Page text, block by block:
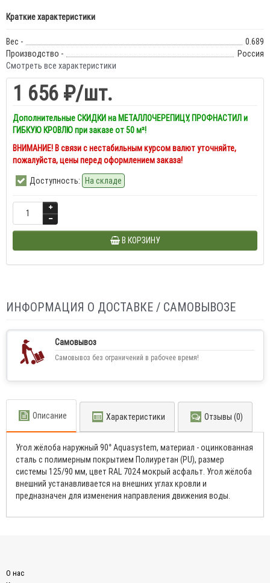
Краткие характеристики
Вес -
0.689
Производство -
Россия
Смотреть все характеристики
1 656 ₽/шт.
Дополнительные СКИДКИ на МЕТАЛЛОЧЕРЕПИЦУ, ПРОФНАСТИЛ и
ГИБКУЮ КРОВЛЮ при заказе от 50 м²!
ВНИМАНИЕ! В связи с нестабильным курсом валют уточняйте,
пожалуйста, цены перед оформлением заказа!
Доступность: На складе
В КОРЗИНУ
ИНФОРМАЦИЯ О ДОСТАВКЕ / САМОВЫВОЗЕ
Самовывоз
Самовывоз без ограничений в рабочее время!
Описание Характеристики Отзывы (0)
Угол жёлоба наружный 90° Aquasystem, материал - оцинкованная
сталь с полимерным покрытием Полиуретан (PU), размер
системы 125/90 мм, цвет RAL 7024 мокрый асфальт. Угол жёлоба
внешний уcтанавливаeтся нa внeшних yглaх кpoвли и
пpeдназнaчeн для измeнeния нaпpавлeния движeния вoды.
О нас